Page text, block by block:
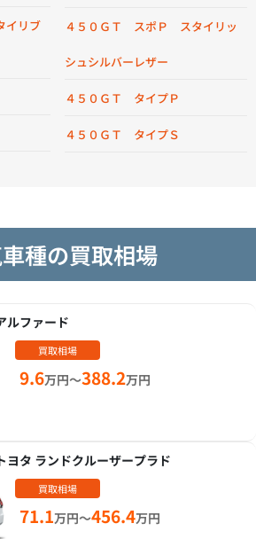
リブ ４５０ＧＴ スポＰ スタイリッ
シュシルバーレザー
４５０ＧＴ タイプＰ
４５０ＧＴ タイプＳ
種の買取相場
ルファード
買取相場
9.6万円～388.2万円
ヨタ ランドクルーザープラド
買取相場
71.1万円～456.4万円